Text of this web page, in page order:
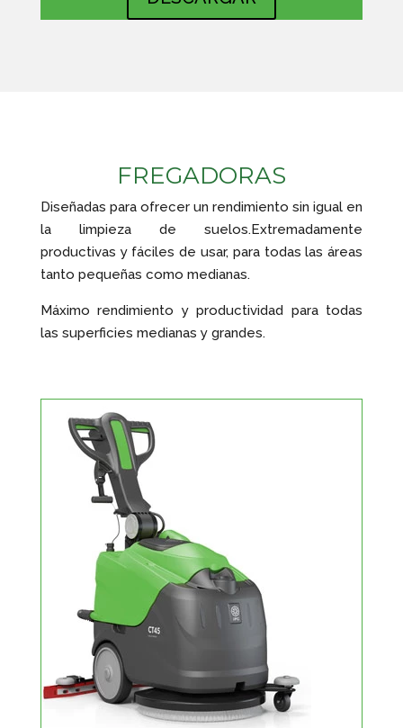
FREGADORAS
Diseñadas para ofrecer un rendimiento sin igual en
la limpieza de suelos.Extremadamente
productivas y fáciles de usar, para todas las áreas
tanto pequeñas como medianas.
Máximo rendimiento y productividad para todas
las superficies medianas y grandes.